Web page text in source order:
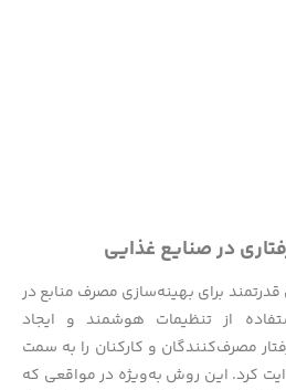
قدرتمند برای بهینه‌سازی مصرف منابع در
از تنظیمات هوشمند و ایجاد
مصرف‌کنندگان و کارکنان را به سمت
کرد. این روش به‌ویژه در مواقعی که